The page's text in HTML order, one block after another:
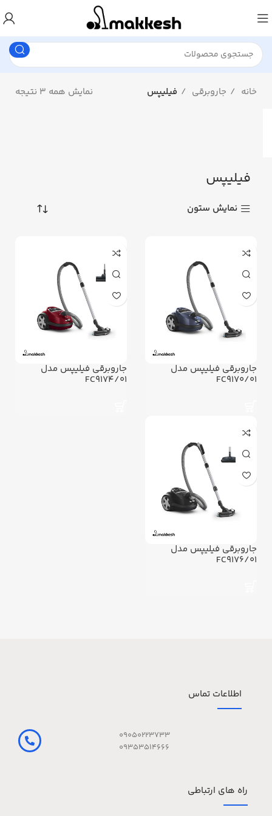
خانه جاروبرقی فیلیپس نمایش همه 3 نتیجه
فیلیپس
نمایش ستون
جاروبرقی فیلیپس مدل
FC9170/01
جاروبرقی فیلیپس مدل
FC9174/01
جاروبرقی فیلیپس مدل
FC9176/01
اطلاعات تماس
09050223733
09353514666
راه های ارتباطی